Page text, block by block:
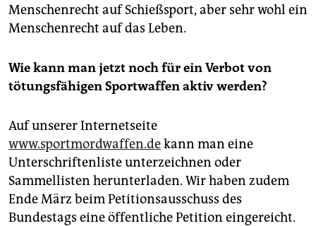
Menschenrecht auf Schießsport, aber sehr wohl ein
Menschenrecht auf das Leben.
Wie kann man jetzt noch für ein Verbot von
tötungsfähigen Sportwaffen aktiv werden?
Auf unserer Internetseite
www.sportmordwaffen.dekann man eine
Unterschriftenliste unterzeichnen oder
Sammellisten herunterladen. Wir haben zudem
Ende März beim Petitionsausschuss des
Bundestags eine öffentliche Petition eingereicht.